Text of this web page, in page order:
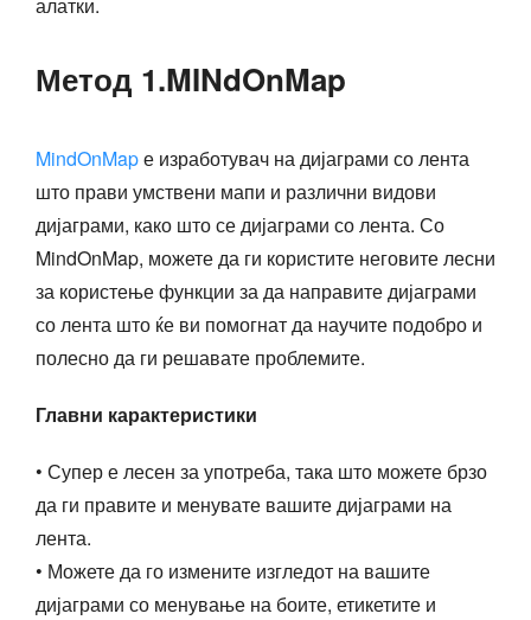
Метод 1.MINdOnMap
MindOnMapе изработувач на дијаграми со лента
што прави умствени мапи и различни видови
дијаграми, како што се дијаграми со лента. Со
MindOnMap, можете да ги користите неговите лесни
за користење функции за да направите дијаграми
со лента што ќе ви помогнат да научите подобро и
полесно да ги решавате проблемите.
Главни карактеристики
• Супер е лесен за употреба, така што можете брзо
да ги правите и менувате вашите дијаграми на
лента.
• Можете да го измените изгледот на вашите
дијаграми со менување на боите, етикетите и